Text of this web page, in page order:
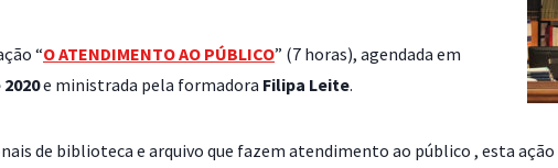
“O ATENDIMENTO AO PÚBLICO” (7 horas), agendada em
e ministrada pela formadora Filipa Leite.
de biblioteca e arquivo que fazem atendimento ao público , esta